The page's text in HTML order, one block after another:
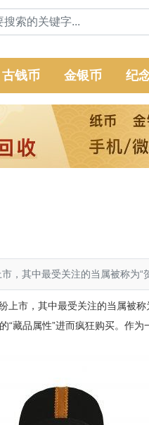
古钱币 金银币 纪
其中最受关注的当属被称为“
市，其中最受关注的当属被称
“藏品属性”进而疯狂购买。作